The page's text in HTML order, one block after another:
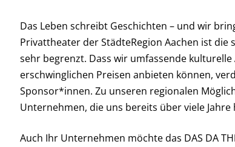
Das Leben schreibt Geschichten – und wir
Privattheater der StädteRegion Aachen ist
sehr begrenzt. Dass wir umfassende
erschwinglichen Preisen anbieten können,
Sponsor*innen. Zu unseren regionalen
Unternehmen, die uns bereits über viele
Auch Ihr Unternehmen möchte das DAS DA